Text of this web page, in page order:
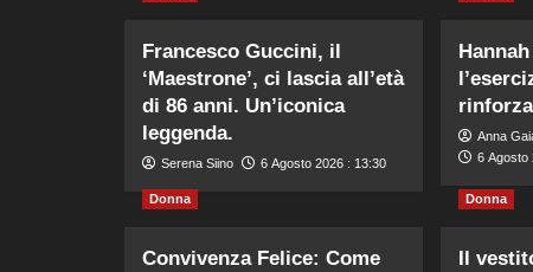
Francesco Guccini, il
‘Maestrone’, ci lascia all’età
di 86 anni. Un’iconica
leggenda.
Serena Siino 6 Agosto 2026 : 13:30
Anna
6 Agosto
Donna
Convivenza Felice: Come
Donna
Il